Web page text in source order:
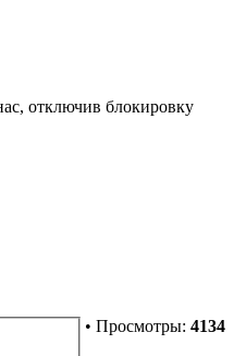
отключив блокировку
• Просмотры: 4134